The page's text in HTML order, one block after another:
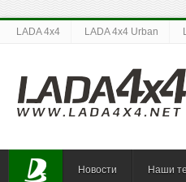
LADA 4x4 LADA 4x4 Urban
Новости Наши